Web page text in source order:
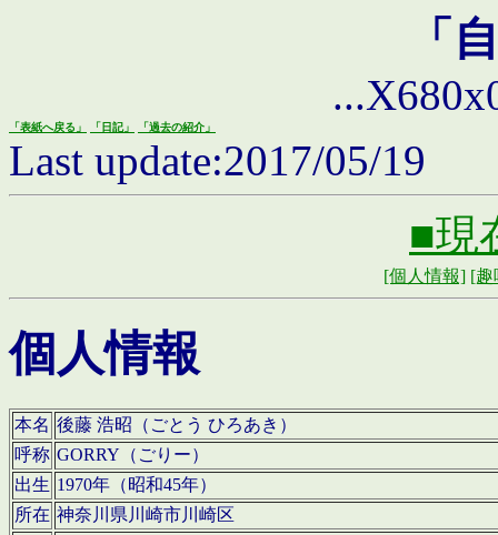
「
「表紙へ戻る」 「日記」 「過去の紹介」
Last update:2017/05/19
■現
[個人情報] [趣
個人情報
本名 後藤 浩昭（ごとう ひろあき）
呼称 GORRY（ごりー）
出生 1970年（昭和45年）
所在 神奈川県川崎市川崎区